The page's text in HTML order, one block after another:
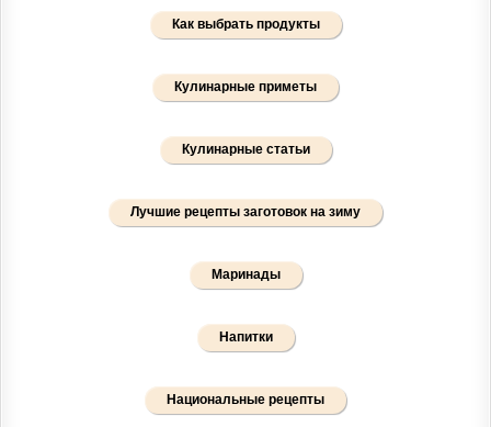
Как выбрать продукты
Кулинарные приметы
Кулинарные статьи
Лучшие рецепты заготовок на зиму
Маринады
Напитки
Национальные рецепты